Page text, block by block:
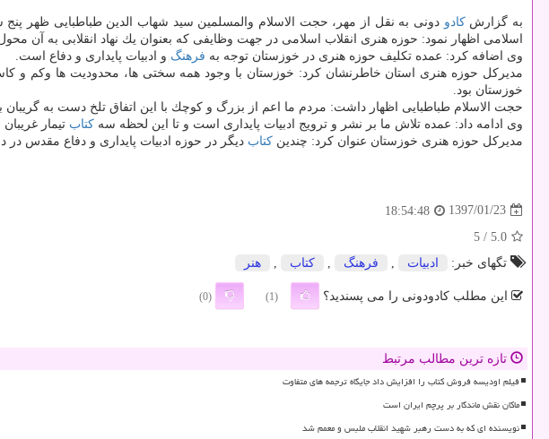
به گزارشكادو دونی به نقل از مهر، حجت الاسلام والمسلمین سید شهاب الدین طباطبایی ظهر پنج
اسلامی اظهار نمود: حوزه هنری انقلاب اسلامی در جهت وظایفی كه بعنوان یك نهاد انقلابی به آن
وی اضافه كرد: عمده تكلیف حوزه هنری در خوزستان توجه به فرهنگ و ادبیات پایداری و دفاع است.
خوزستان بود.
حجت الاسلام طباطبایی اظهار داشت: مردم ما اعم از بزرگ و كوچك با این اتفاق تلخ دست به گریبان
وی ادامه داد: عمده تلاش ما بر نشر و ترویج ادبیات پایداری است و تا این لحظه سه كتاب تیمار غریبان
مدیركل حوزه هنری خوزستان عنوان كرد: چندین كتاب دیگر در حوزه ادبیات پایداری و دفاع مقدس
1397/01/23
18:54:48
5.0
/ 5
تگهای خبر:
ادبیات , فرهنگ , كتاب , هنر
این مطلب کادودونی را می پسندید؟ (1)
(0)
تازه ترین مطالب مرتبط
فیلم اودیسه فروش کتاب را افزایش داد جایگاه ترجمه های متفاوت
ماکان نقش ماندگار بر پرچم ایران است
نویسنده ای که به دست رهبر شهید انقلاب ملبس و معمم شد